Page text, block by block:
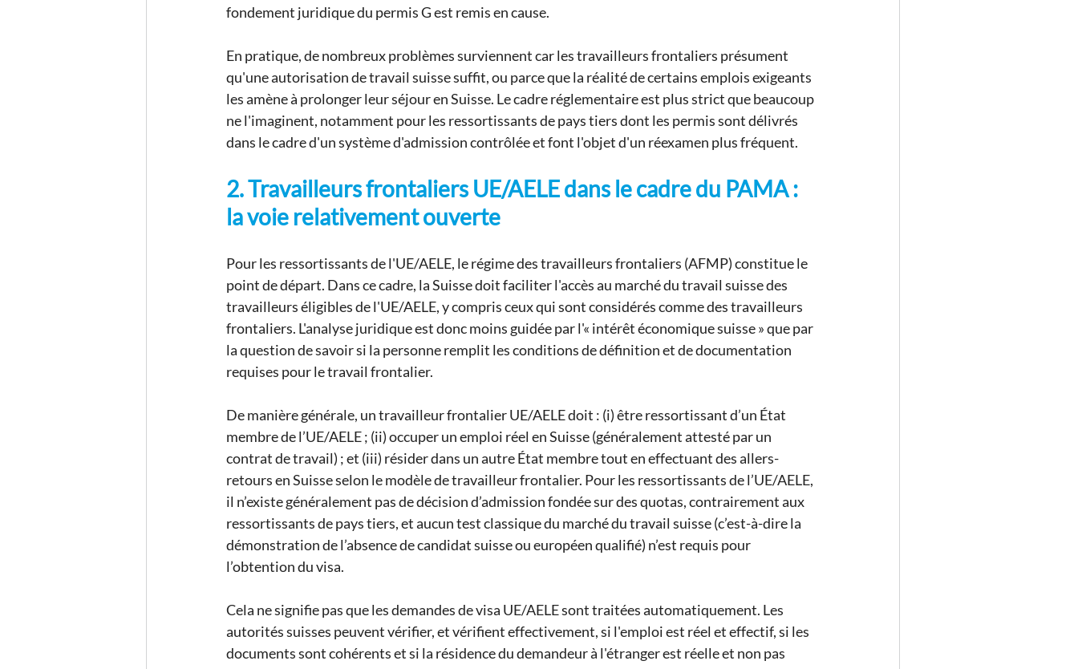
fondement juridique du permis G est remis en cause.
En pratique, de nombreux problèmes surviennent car les travailleurs frontaliers présument
qu'une autorisation de travail suisse suffit, ou parce que la réalité de certains emplois exigeants
les amène à prolonger leur séjour en Suisse. Le cadre réglementaire est plus strict que beaucoup
ne l'imaginent, notamment pour les ressortissants de pays tiers dont les permis sont délivrés
dans le cadre d'un système d'admission contrôlée et font l'objet d'un réexamen plus fréquent.
2. Travailleurs frontaliers UE/AELE dans le cadre du PAMA :
la voie relativement ouverte
Pour les ressortissants de l'UE/AELE, le régime des travailleurs frontaliers (AFMP) constitue le
point de départ. Dans ce cadre, la Suisse doit faciliter l'accès au marché du travail suisse des
travailleurs éligibles de l'UE/AELE, y compris ceux qui sont considérés comme des travailleurs
frontaliers. L'analyse juridique est donc moins guidée par l'« intérêt économique suisse » que par
la question de savoir si la personne remplit les conditions de définition et de documentation
requises pour le travail frontalier.
De manière générale, un travailleur frontalier UE/AELE doit : (i) être ressortissant d’un État
membre de l’UE/AELE ; (ii) occuper un emploi réel en Suisse (généralement attesté par un
contrat de travail) ; et (iii) résider dans un autre État membre tout en effectuant des allers-
retours en Suisse selon le modèle de travailleur frontalier. Pour les ressortissants de l’UE/AELE,
il n’existe généralement pas de décision d’admission fondée sur des quotas, contrairement aux
ressortissants de pays tiers, et aucun test classique du marché du travail suisse (c’est-à-dire la
démonstration de l’absence de candidat suisse ou européen qualifié) n’est requis pour
l’obtention du visa.
Cela ne signifie pas que les demandes de visa UE/AELE sont traitées automatiquement. Les
autorités suisses peuvent vérifier, et vérifient effectivement, si l'emploi est réel et effectif, si les
documents sont cohérents et si la résidence du demandeur à l'étranger est réelle et non pas